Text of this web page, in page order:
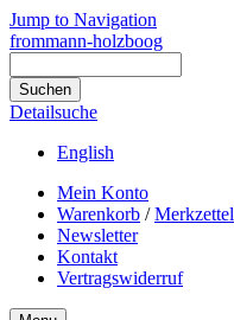
Jump to Navigation
frommann-holzboog
Detailsuche
English
Mein Konto
Warenkorb /Merkzettel
Newsletter
Kontakt
Vertragswiderruf